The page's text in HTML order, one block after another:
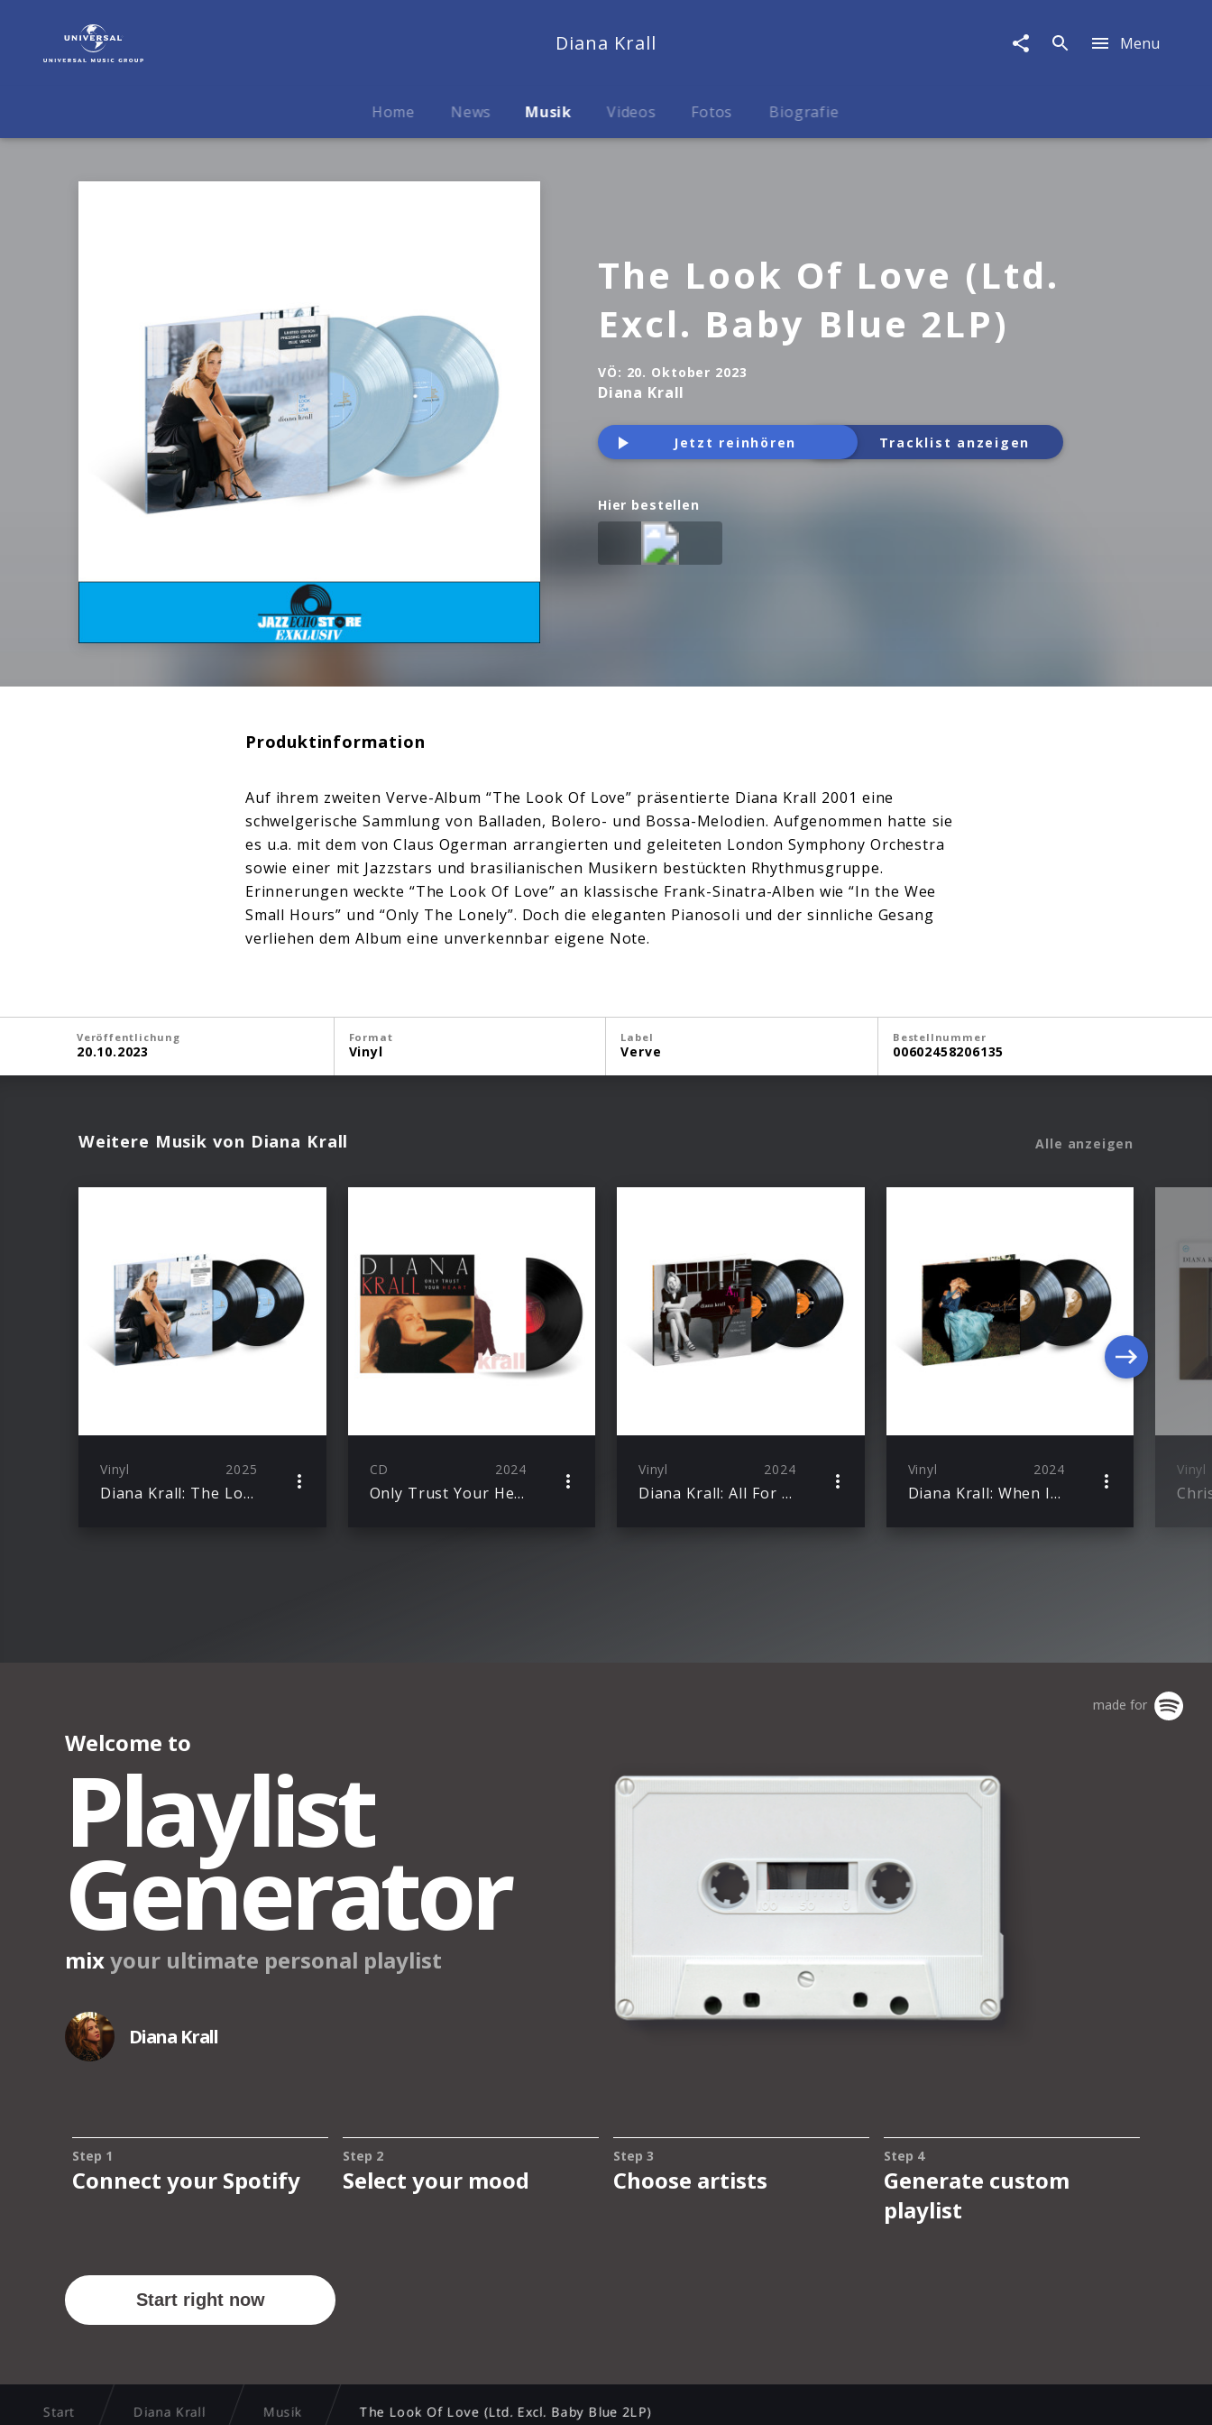
Look
Diana Krall Menu
Home News Musik Videos Fotos Biografie
The Look Of Love (Ltd.
Excl. Baby Blue 2LP)
VÖ: 20. Oktober 2023
Diana Krall
Jetzt reinhören Tracklist anzeigen
Hier bestellen
Produktinformation
Auf ihrem zweiten Verve-Album “The Look Of Love” präsentierte Diana Krall 2001 eine
schwelgerische Sammlung von Balladen, Bolero- und Bossa-Melodien. Aufgenommen hatte sie
es u.a. mit dem von Claus Ogerman arrangierten und geleiteten London Symphony Orchestra
sowie einer mit Jazzstars und brasilianischen Musikern bestückten Rhythmusgruppe.
Erinnerungen weckte “The Look Of Love” an klassische Frank-Sinatra-Alben wie “In the Wee
Small Hours” und “Only The Lonely”. Doch die eleganten Pianosoli und der sinnliche Gesang
verliehen dem Album eine unverkennbar eigene Note.
Veröffentlichung
20.10.2023
Format
Vinyl
Label
Verve
Bestellnummer
00602458206135
Weitere Musik von Diana Krall Alle anzeigen
Vinyl 2025
Diana Krall: The Look Of Love (Acoustic Sounds 2LP)
CD 2024
Only Trust Your Heart (LP)
Vinyl 2024
Diana Krall: All For You (A Dedication To The Nat King Cole Trio) (Acoustic Sounds LP)
Vinyl 2024
Diana Krall: When I Look In Your Eyes (Acoustic Sounds LP)
Vinyl
Start Diana Krall Musik The Look Of Love (Ltd. Excl. Baby Blue 2LP)